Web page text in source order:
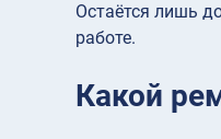
Остаётся лишь
работе.
Какой